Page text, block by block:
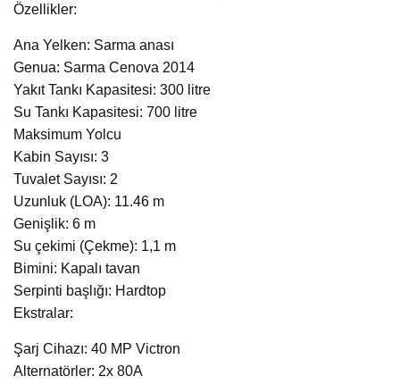
Özellikler:
Ana Yelken: Sarma anası
Genua: Sarma Cenova 2014
Yakıt Tankı Kapasitesi: 300 litre
Su Tankı Kapasitesi: 700 litre
Maksimum Yolcu
Kabin Sayısı: 3
Tuvalet Sayısı: 2
Uzunluk (LOA): 11.46 m
Genişlik: 6 m
Su çekimi (Çekme): 1,1 m
Bimini: Kapalı tavan
Serpinti başlığı: Hardtop
Ekstralar:
Şarj Cihazı: 40 MP Victron
Alternatörler: 2x 80A